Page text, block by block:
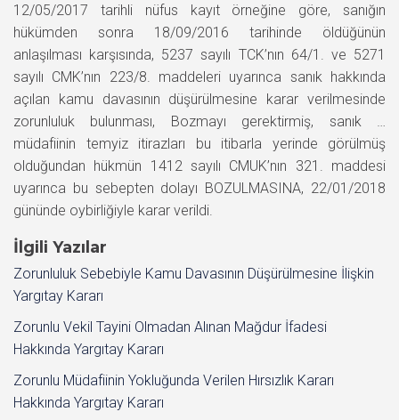
12/05/2017 tarihli nüfus kayıt örneğine göre, sanığın
hükümden sonra 18/09/2016 tarihinde öldüğünün
anlaşılması karşısında, 5237 sayılı TCK’nın 64/1. ve 5271
sayılı CMK’nın 223/8. maddeleri uyarınca sanık hakkında
açılan kamu davasının düşürülmesine karar verilmesinde
zorunluluk bulunması, Bozmayı gerektirmiş, sanık …
müdafiinin temyiz itirazları bu itibarla yerinde görülmüş
olduğundan hükmün 1412 sayılı CMUK’nın 321. maddesi
uyarınca bu sebepten dolayı BOZULMASINA, 22/01/2018
gününde oybirliğiyle karar verildi.
İlgili Yazılar
Zorunluluk Sebebiyle Kamu Davasının Düşürülmesine İlişkin
Yargıtay Kararı
Zorunlu Vekil Tayini Olmadan Alınan Mağdur İfadesi
Hakkında Yargıtay Kararı
Zorunlu Müdafiinin Yokluğunda Verilen Hırsızlık Kararı
Hakkında Yargıtay Kararı